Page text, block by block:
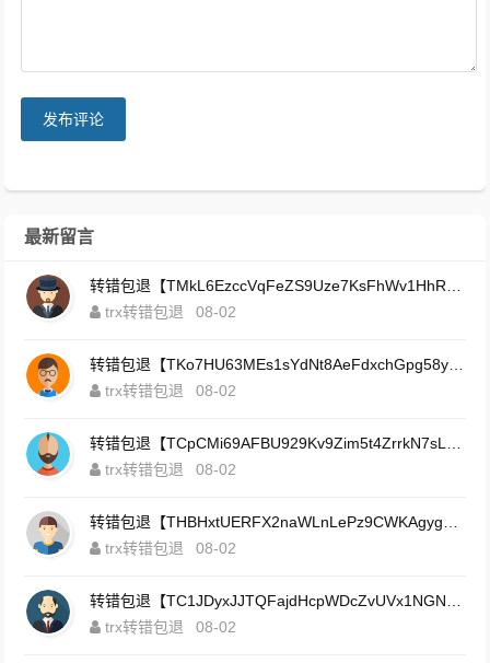
发布评论
最新留言
trx转错包退
08-02
trx转错包退
08-02
trx转错包退
08-02
trx转错包退
08-02
trx转错包退
08-02